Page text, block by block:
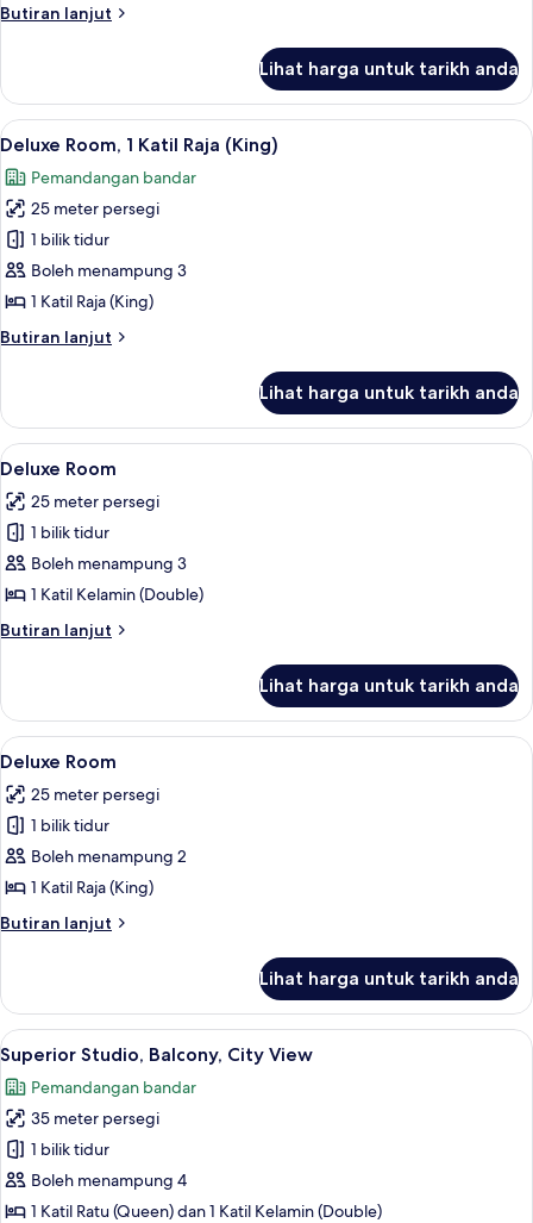
Raja
View
Butiran lanjut
Butiran
Room,
Katil
(King),
Ocean
View
Lihat harga untuk tarikh anda
Lihat
semua
foto
untuk
Deluxe
Room,
1
Raja
Peti besi dalam bilik, langsir/tirai
6
Deluxe Room, 1 Katil Raja (King)
Pemandangan bandar
25 meter persegi
1 bilik tidur
Boleh menampung 3
1 Katil Raja (King)
Butiran lanjut
Butiran
Room,
Katil
(King)
Lihat harga untuk tarikh anda
Lihat
semua
foto
untuk
Deluxe
Room
Peti besi dalam bilik, langsir/tirai
4
Deluxe Room
25 meter persegi
1 bilik tidur
Boleh menampung 3
1 Katil Kelamin (Double)
Butiran lanjut
Butiran
Room
Lihat harga untuk tarikh anda
Lihat
semua
foto
untuk
Deluxe
Room
Peti besi dalam bilik, langsir/tirai
4
Deluxe Room
25 meter persegi
1 bilik tidur
Boleh menampung 2
1 Katil Raja (King)
Butiran lanjut
Butiran
Room
Lihat harga untuk tarikh anda
Lihat
semua
foto
untuk
Superior
Studio,
Balcony,
Superior Studio, Balcony, City View
6
Superior Studio, Balcony, City View
Pemandangan bandar
35 meter persegi
1 bilik tidur
Boleh menampung 4
1 Katil Ratu (Queen) dan 1 Katil Kelamin (Double)